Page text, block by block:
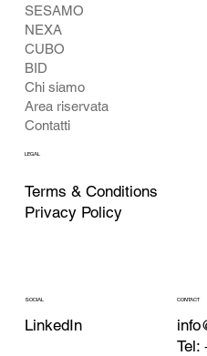
SESAMO
NEXA
CUBO
BID
Chi siamo
Area riservata
Contatti
LEGAL
Terms & Conditions
Privacy Policy
SOCIAL
LinkedIn
CONTACT
Tel: